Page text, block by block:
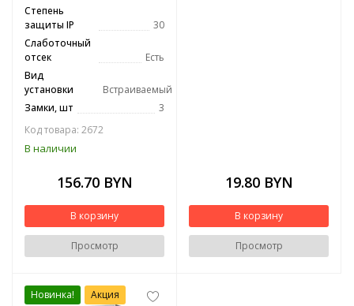
Степень
защиты IP
30
Слаботочный
отсек
Есть
Вид
установки
Встраиваемый
Замки, шт
3
Код товара: 2672
В наличии
156.70 BYN
В корзину
Просмотр
19.80 BYN
В корзину
Просмотр
Новинка!
Акция